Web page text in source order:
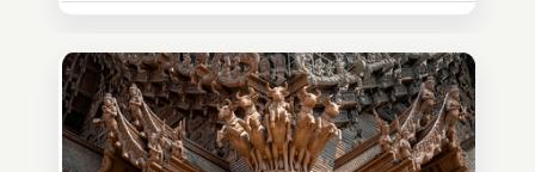
обмінної системи значно ширші.
Серед них є і Африка – континент,
який здатний подарувати зовсім
інший формат подорожі.